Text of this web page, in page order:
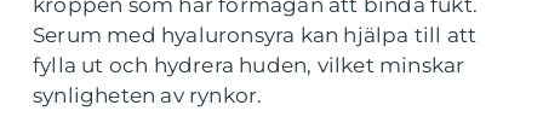
kroppen som har förmågan att binda fukt.
Serum med hyaluronsyra kan hjälpa till att
fylla ut och hydrera huden, vilket minskar
synligheten av rynkor.